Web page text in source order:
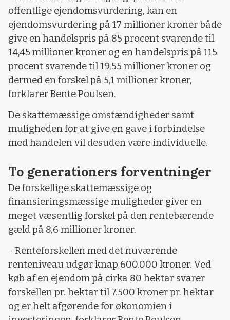
offentlige ejendomsvurdering, kan en
ejendomsvurdering på 17 millioner kroner både
give en handelspris på 85 procent svarende til
14,45 millioner kroner og en handelspris på 115
procent svarende til 19,55 millioner kroner og
dermed en forskel på 5,1 millioner kroner,
forklarer Bente Poulsen.
De skattemæssige omstændigheder samt
muligheden for at give en gave i forbindelse
med handelen vil desuden være individuelle.
To generationers forventninger
De forskellige skattemæssige og
finansieringsmæssige muligheder giver en
meget væsentlig forskel på den rentebærende
gæld på 8,6 millioner kroner.
- Renteforskellen med det nuværende
renteniveau udgør knap 600.000 kroner. Ved
køb af en ejendom på cirka 80 hektar svarer
forskellen pr. hektar til 7.500 kroner pr. hektar
og er helt afgørende for økonomien i